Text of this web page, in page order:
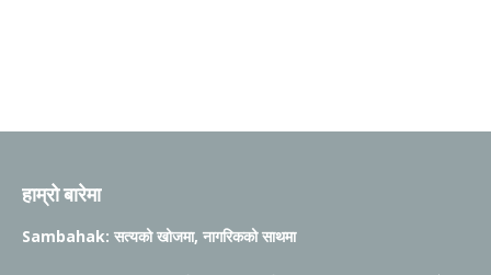
हाम्रो बारेमा
Sambahak: सत्यको खोजमा, नागरिकको साथमा